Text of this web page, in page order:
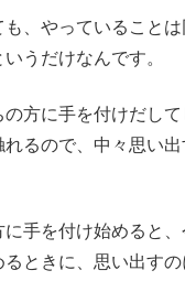
も、やっていること
うだけなんです。
の方に手を付けだし
れるので、中々思い
に手を付け始めると
るときに、思い出す